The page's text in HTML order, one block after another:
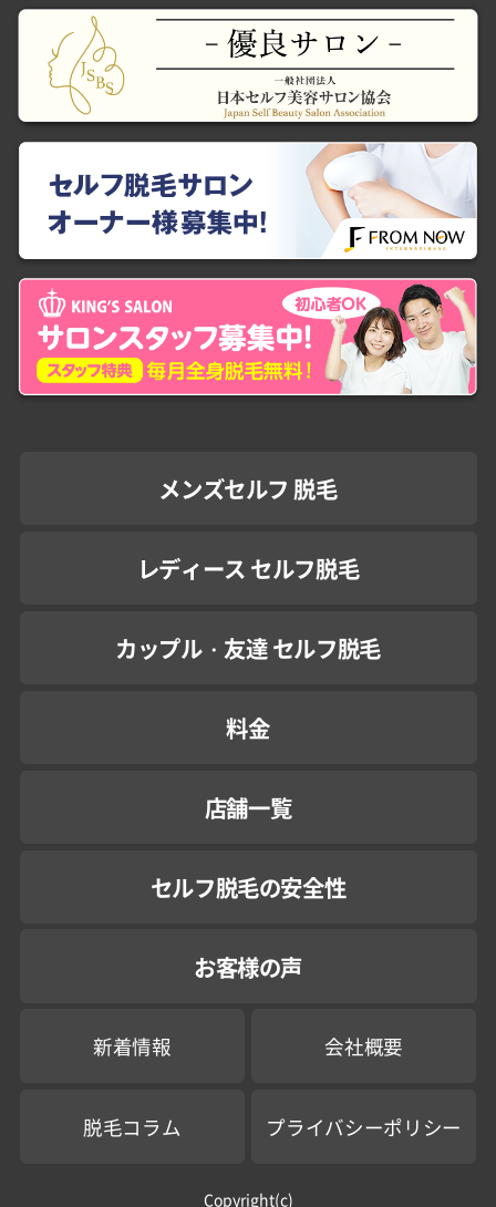
メンズセルフ 脱毛
レディース セルフ脱毛
カップル・友達 セルフ脱毛
料金
店舗一覧
セルフ脱毛の安全性
お客様の声
新着情報 会社概要
脱毛コラム プライバシーポリシー
Copyright(c)